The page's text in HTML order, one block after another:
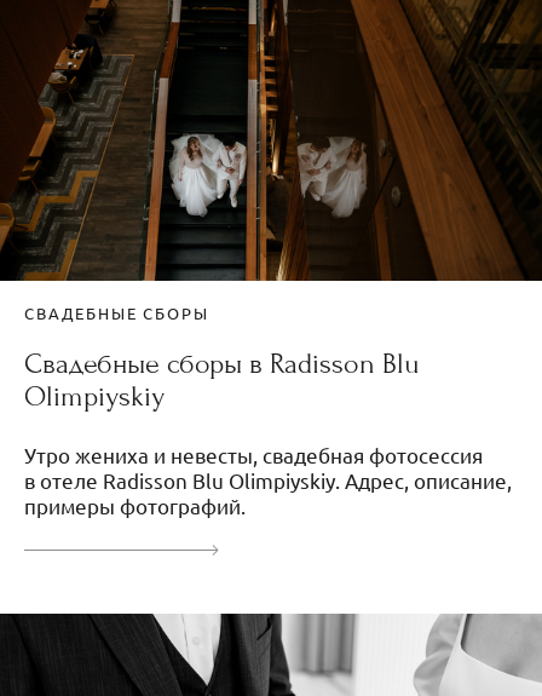
СВАДЕБНЫЕ СБОРЫ
Свадебные сборы в Radisson Blu
Olimpiyskiy
Утро жениха и невесты, свадебная фотосессия
в отеле Radisson Blu Olimpiyskiy. Адрес, описание,
примеры фотографий.